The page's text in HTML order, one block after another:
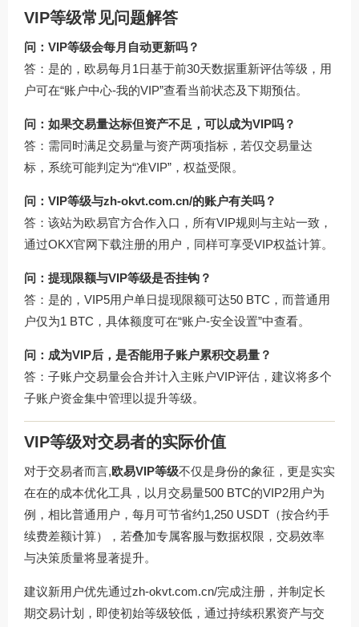
VIP等级常见问题解答
问：VIP等级会每月自动更新吗？
答：是的，欧易每月1日基于前30天数据重新评估等级，用
户可在“账户中心-我的VIP”查看当前状态及下期预估。
问：如果交易量达标但资产不足，可以成为VIP吗？
答：需同时满足交易量与资产两项指标，若仅交易量达
标，系统可能判定为“准VIP”，权益受限。
问：VIP等级与zh-okvt.com.cn/的账户有关吗？
答：该站为欧易官方合作入口，所有VIP规则与主站一致，
通过OKX官网下载注册的用户，同样可享受VIP权益计算。
问：提现限额与VIP等级是否挂钩？
答：是的，VIP5用户单日提现限额可达50 BTC，而普通用
户仅为1 BTC，具体额度可在“账户-安全设置”中查看。
问：成为VIP后，是否能用子账户累积交易量？
答：子账户交易量会合并计入主账户VIP评估，建议将多个
子账户资金集中管理以提升等级。
VIP等级对交易者的实际价值
对于交易者而言,欧易VIP等级不仅是身份的象征，更是实实
在在的成本优化工具，以月交易量500 BTC的VIP2用户为
例，相比普通用户，每月可节省约1,250 USDT（按合约手
续费差额计算），若叠加专属客服与数据权限，交易效率
与决策质量将显著提升。
建议新用户优先通过zh-okvt.com.cn/完成注册，并制定长
期交易计划，即使初始等级较低，通过持续积累资产与交